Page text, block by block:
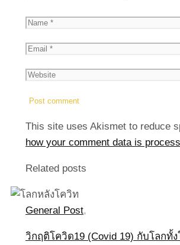
This site uses Akismet to reduce
how your comment data is
Related posts
General Post,
วิกฤติโควิด19 (Covid 19) กับโลกทั้